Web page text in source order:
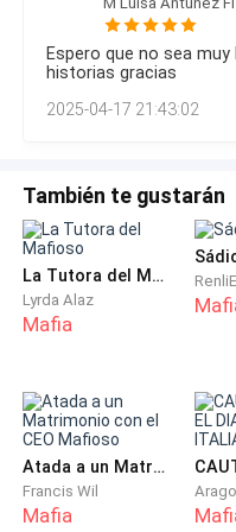
azotaba esa noche la
Dos años antes en
«Adivina en dónde está
Por tercera vez en esa
mensaje de un
profundamente
estuviera rezando y
Sentia una impotencia
constante de las
Ruiz como ya esperaba,
aparentemente eran fuertes e
la misma Isabel sin
de su soporte. Era
sobreprotectora
Espero que no sea
historias gracias
2025-04-17 21:43:02
También te gustarán
La Tutora del Mafioso
Lyrda Alaz
Mafia
Atada a un Matrimonio con el CEO Mafioso
Francis Wil
Mafia